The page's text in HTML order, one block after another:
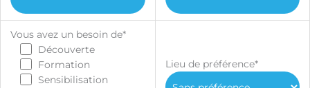
Vous avez un besoin de*
Découverte
Formation
Sensibilisation
Lieu de préférence*